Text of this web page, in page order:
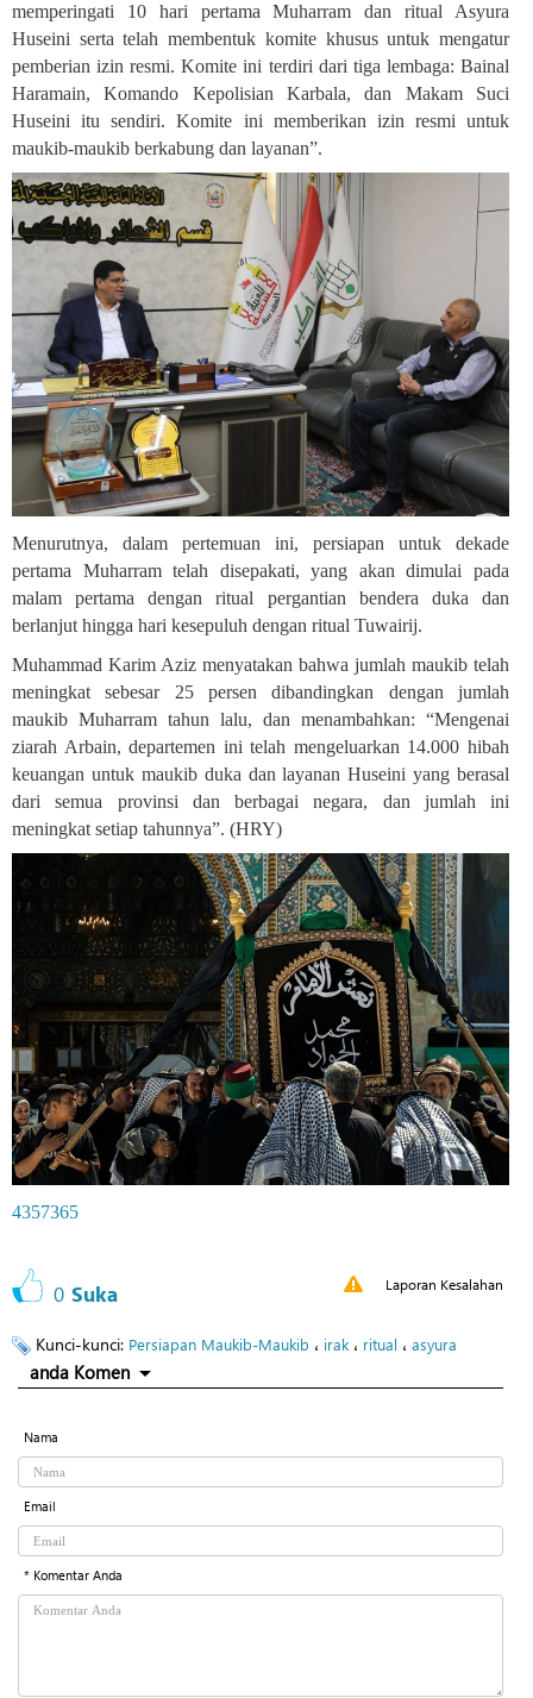
memperingati 10 hari pertama Muharram dan ritual Asyura
Huseini serta telah membentuk komite khusus untuk mengatur
pemberian izin resmi. Komite ini terdiri dari tiga lembaga: Bainal
Haramain, Komando Kepolisian Karbala, dan Makam Suci
Huseini itu sendiri. Komite ini memberikan izin resmi untuk
maukib-maukib berkabung dan layanan”.
Menurutnya, dalam pertemuan ini, persiapan untuk dekade
pertama Muharram telah disepakati, yang akan dimulai pada
malam pertama dengan ritual pergantian bendera duka dan
berlanjut hingga hari kesepuluh dengan ritual Tuwairij.
Muhammad Karim Aziz menyatakan bahwa jumlah maukib telah
meningkat sebesar 25 persen dibandingkan dengan jumlah
maukib Muharram tahun lalu, dan menambahkan: “Mengenai
ziarah Arbain, departemen ini telah mengeluarkan 14.000 hibah
keuangan untuk maukib duka dan layanan Huseini yang berasal
dari semua provinsi dan berbagai negara, dan jumlah ini
meningkat setiap tahunnya”. (HRY)
4357365
0 Suka Laporan Kesalahan
Kunci-kunci: Persiapan Maukib-Maukib ، irak ، ritual ، asyura
anda Komen
Nama
Email
* Komentar Anda